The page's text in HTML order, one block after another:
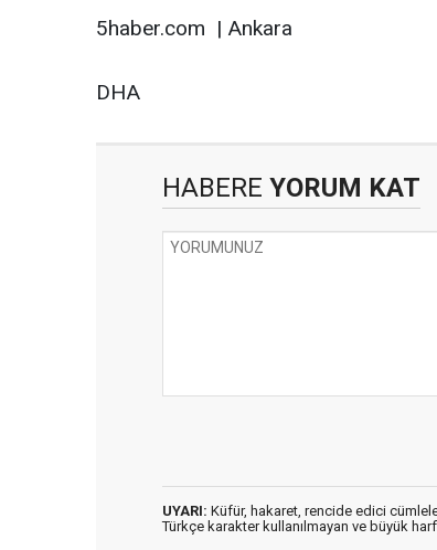
5haber.com | Ankara
DHA
HABERE YORUM KAT
UYARI: Küfür, hakaret, rencide edici
Türkçe karakter kullanılmayan ve büyük